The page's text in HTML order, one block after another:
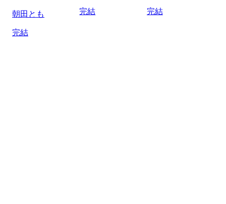
朝田とも
完結
完結 完結